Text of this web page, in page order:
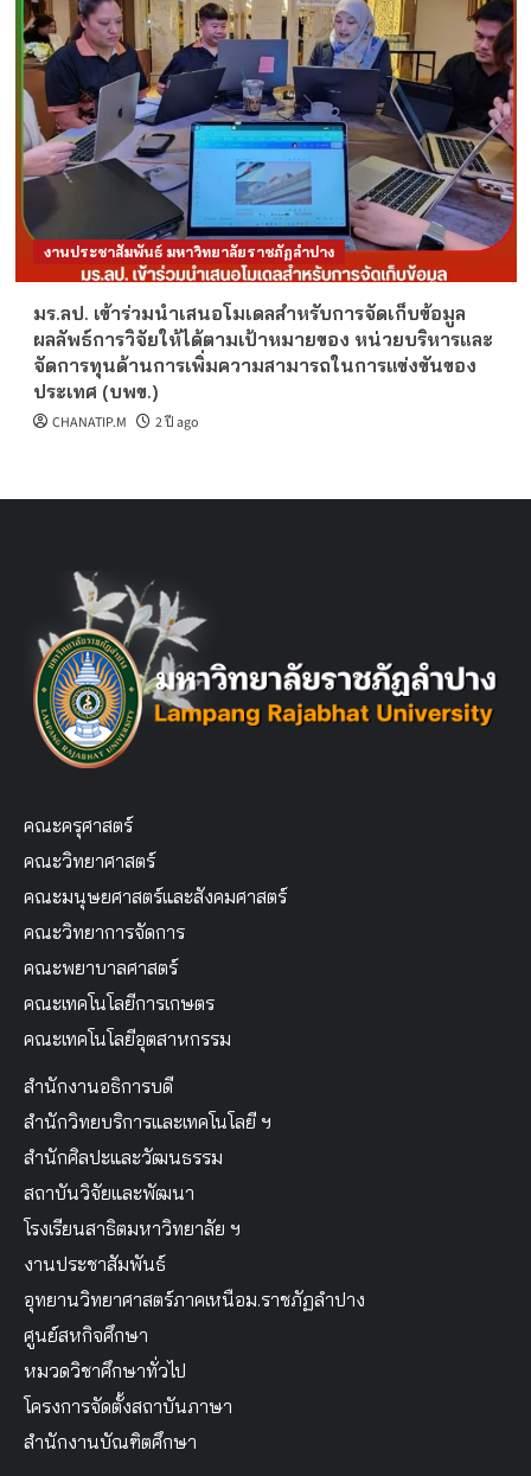
งานประชาสัมพันธ์ มหาวิทยาลัยราชภัฏลำปาง
มร.ลป. เข้าร่วมนำเสนอโมเดลสำหรับการจัดเก็บข้อมูล
ผลลัพธ์การวิจัยให้ได้ตามเป้าหมายของ หน่วยบริหารและ
จัดการทุนด้านการเพิ่มความสามารถในการแข่งขันของ
ประเทศ (บพข.)
CHANATIP.M 2 ปี ago
คณะครุศาสตร์
คณะวิทยาศาสตร์
คณะมนุษยศาสตร์และสังคมศาสตร์
คณะวิทยาการจัดการ
คณะพยาบาลศาสตร์
คณะเทคโนโลยีการเกษตร
คณะเทคโนโลยีอุตสาหกรรม
สำนักงานอธิการบดี
สำนักวิทยบริการและเทคโนโลยี ฯ
สำนักศิลปะและวัฒนธรรม
สถาบันวิจัยและพัฒนา
โรงเรียนสาธิตมหาวิทยาลัย ฯ
งานประชาสัมพันธ์
อุทยานวิทยาศาสตร์ภาคเหนือม.ราชภัฏลำปาง
ศูนย์สหกิจศึกษา
หมวดวิชาศึกษาทั่วไป
โครงการจัดตั้งสถาบันภาษา
สำนักงานบัณฑิตศึกษา